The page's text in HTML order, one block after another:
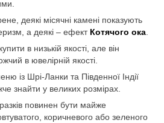
деякі місячні камені показують
а деякі – ефект Котячого ока.
в низькій якості, але він
в ювелірній якості.
із Шрі-Ланки та Південної Індії
знайти у великих розмірах.
повинен бути майже
коричневого або зеленого